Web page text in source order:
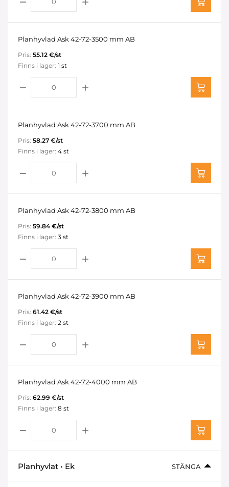
Planhyvlad Ask 42-72-3500 mm AB
Pris: 55.12 €/st
Finns i lager: 1 st
Planhyvlad Ask 42-72-3700 mm AB
Pris: 58.27 €/st
Finns i lager: 4 st
Planhyvlad Ask 42-72-3800 mm AB
Pris: 59.84 €/st
Finns i lager: 3 st
Planhyvlad Ask 42-72-3900 mm AB
Pris: 61.42 €/st
Finns i lager: 2 st
Planhyvlad Ask 42-72-4000 mm AB
Pris: 62.99 €/st
Finns i lager: 8 st
Planhyvlat • Ek STÄNGA